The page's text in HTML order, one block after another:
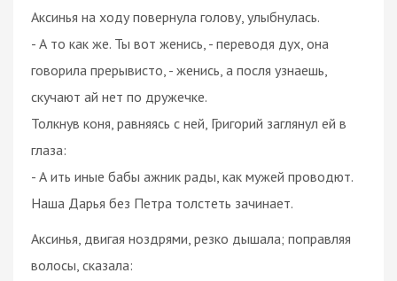
Аксинья на ходу повернула голову, улыбнулась.
- А то как же. Ты вот женись, - переводя дух, она
говорила прерывисто, - женись, а посля узнаешь,
скучают ай нет по дружечке.
Толкнув коня, равняясь с ней, Григорий заглянул ей в
глаза:
- А ить иные бабы ажник рады, как мужей проводют.
Наша Дарья без Петра толстеть зачинает.
Аксинья, двигая ноздрями, резко дышала; поправляя
волосы, сказала: